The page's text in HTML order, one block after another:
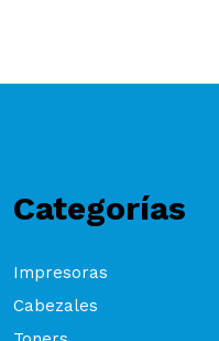
Categorías
Impresoras
Cabezales